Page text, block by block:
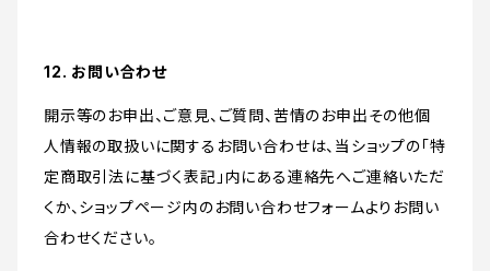
12. お問い合わせ
開示等のお申出、ご意見、ご質問、苦情のお申出その他個
人情報の取扱いに関するお問い合わせは、当ショップの「特
定商取引法に基づく表記」内にある連絡先へご連絡いただ
くか、ショップページ内のお問い合わせフォームよりお問い
合わせください。